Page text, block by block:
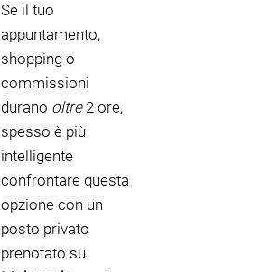
Se il tuo
appuntamento,
shopping o
commissioni
durano oltre2 ore,
spesso è più
intelligente
confrontare questa
opzione con un
posto privato
prenotato su